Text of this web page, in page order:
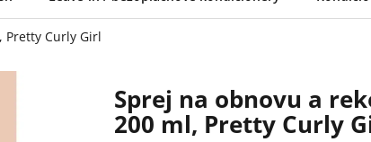
Pretty Curly Girl
Sprej na obnovu a
200 ml, Pretty Curly